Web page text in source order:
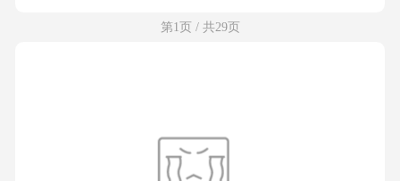
第1页 / 共29页